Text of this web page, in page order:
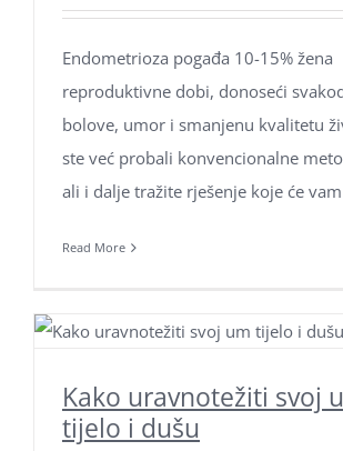
Endometrioza pogađa 10-15% žena
reproduktivne dobi, donoseći
bolove, umor i smanjenu kvalitetu
ste već probali konvencionalne
ali i dalje tražite rješenje koje će vam
Read More
Kako uravnotežiti svoj
tijelo i dušu